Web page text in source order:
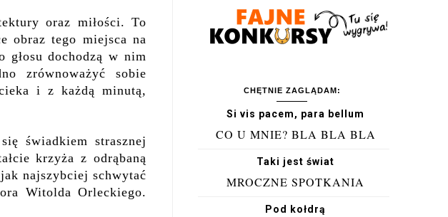
oraz miłości. To
obraz tego miejsca na
głosu dochodzą w nim
zrównoważyć sobie
i z każdą minutą,
świadkiem strasznej
krzyża z odrąbaną
najszybciej schwytać
Witolda Orleckiego.
CHĘTNIE ZAGLĄDAM:
Si vis pacem, para bellum
CO U MNIE? BLA BLA BLA
Taki jest świat
MROCZNE SPOTKANIA
Pod kołdrą